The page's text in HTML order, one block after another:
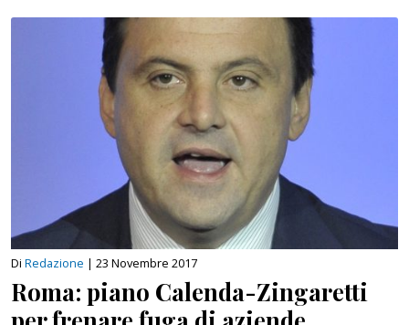
Di Redazione | 23 Novembre 2017
Roma: piano Calenda-Zingaretti